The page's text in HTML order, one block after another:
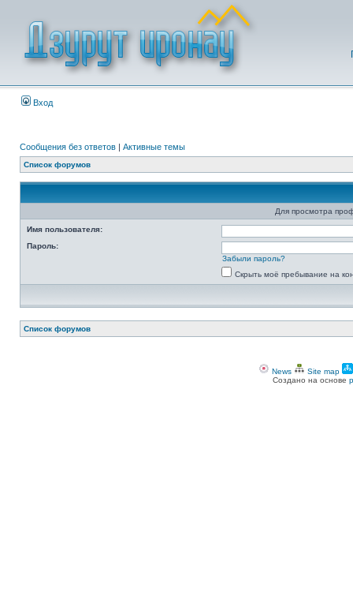
Вход
Сообщения без ответов | Активные темы
Список форумов
Для просмотра
Имя пользователя:
Пароль:
Забыли пароль?
Скрыть моё пребывание на
Список форумов
News Site map
Создано на основе